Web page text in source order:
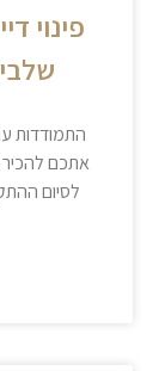
פינוי
התמודדות
אתכם
לסיום